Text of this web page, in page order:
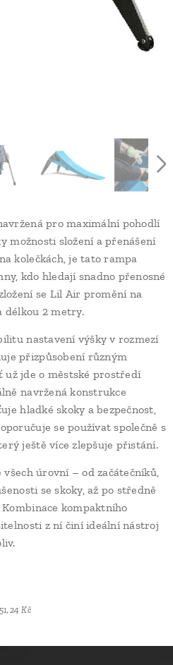
pro maximální pohodlí
možnosti složení a přenášení
kolečkách, je tato rampa
kdo hledají snadno přenosné
se Lil Air promění na
délkou 2 metry.
nastavení výšky v rozmezí
přizpůsobení různým
už jde o městské prostředí
navržená konstrukce
hladké skoky a bezpečnost,
se používat společně s
ještě více zlepšuje přistání.
úrovní – od začátečníků,
se skoky, až po středně
kompaktního
z ní činí ideální nástroj
Kč